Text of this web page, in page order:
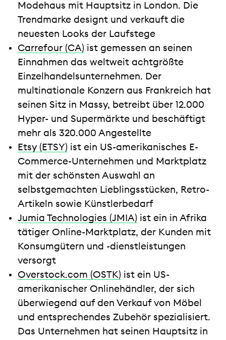
Modehaus mit Hauptsitz in London. Die
Trendmarke designt und verkauft die
neuesten Looks der Laufstege
Carrefour (CA) ist gemessen an seinen
Einnahmen das weltweit achtgrößte
Einzelhandelsunternehmen. Der
multinationale Konzern aus Frankreich hat
seinen Sitz in Massy, betreibt über 12.000
Hyper- und Supermärkte und beschäftigt
mehr als 320.000 Angestellte
Etsy (ETSY) ist ein US-amerikanisches E-
Commerce-Unternehmen und Marktplatz
mit der schönsten Auswahl an
selbstgemachten Lieblingsstücken, Retro-
Artikeln sowie Künstlerbedarf
Jumia Technologies (JMIA) ist ein in Afrika
tätiger Online-Marktplatz, der Kunden mit
Konsumgütern und -dienstleistungen
versorgt
Overstock.com (OSTK) ist ein US-
amerikanischer Onlinehändler, der sich
überwiegend auf den Verkauf von Möbel
und entsprechendes Zubehör spezialisiert.
Das Unternehmen hat seinen Hauptsitz in